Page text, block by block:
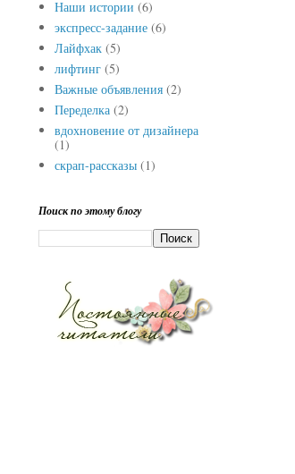
Наши истории (6)
экспресс-задание (6)
Лайфхак (5)
лифтинг (5)
Важные объявления (2)
Переделка (2)
вдохновение от дизайнера
(1)
скрап-рассказы (1)
Поиск по этому блогу